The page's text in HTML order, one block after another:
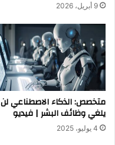
9 أبريل، 2026
متخصص: الذكاء الاصطناعي لن
يلغي وظائف البشر | فيديو
4 يوليو، 2025